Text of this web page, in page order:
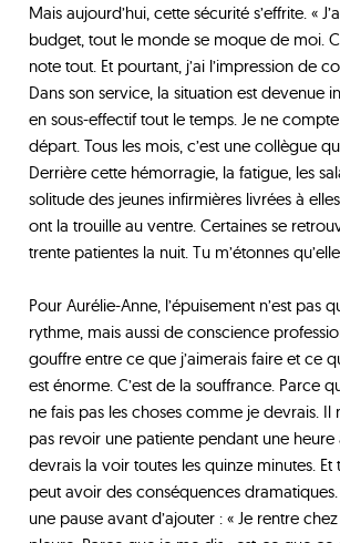
Mais aujourd’hui, cette sécurité s’effrite. «
budget, tout le monde se moque de moi.
note tout. Et pourtant, j’ai l’impression de
Dans son service, la situation est devenue
en sous-effectif tout le temps. Je ne
départ. Tous les mois, c’est une collègue
Derrière cette hémorragie, la fatigue, les
solitude des jeunes infirmières livrées à
ont la trouille au ventre. Certaines se
trente patientes la nuit. Tu m’étonnes
Pour Aurélie-Anne, l’épuisement n’est pas
rythme, mais aussi de conscience
gouffre entre ce que j’aimerais faire et ce
est énorme. C’est de la souffrance. Parce
ne fais pas les choses comme je devrais. Il
pas revoir une patiente pendant une heure
devrais la voir toutes les quinze minutes. Et
peut avoir des conséquences
une pause avant d’ajouter : « Je rentre